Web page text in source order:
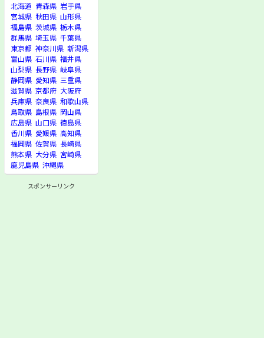
北海道 青森県 岩手県
宮城県 秋田県 山形県
福島県 茨城県 栃木県
群馬県 埼玉県 千葉県
東京都 神奈川県 新潟県
富山県 石川県 福井県
山梨県 長野県 岐阜県
静岡県 愛知県 三重県
滋賀県 京都府 大阪府
兵庫県 奈良県 和歌山県
鳥取県 島根県 岡山県
広島県 山口県 徳島県
香川県 愛媛県 高知県
福岡県 佐賀県 長崎県
熊本県 大分県 宮崎県
鹿児島県 沖縄県
スポンサーリンク